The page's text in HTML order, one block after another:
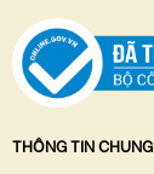
THÔNG TIN CHUNG